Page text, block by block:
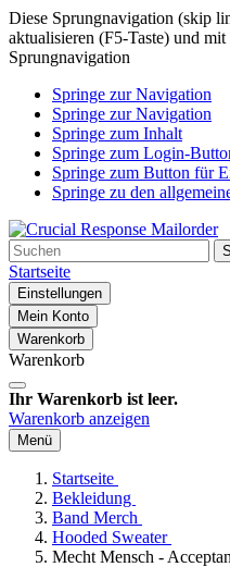
Diese Sprungnavigation (skip
aktualisieren (F5-Taste) und
Sprungnavigation
Springe zur Navigation
Springe zur Navigation
Springe zum Inhalt
Springe zum Login-
Springe zum Button für
Springe zu den
Startseite
Einstellungen
Mein Konto
Warenkorb
Warenkorb
Ihr Warenkorb ist leer.
Warenkorb anzeigen
Menü
Startseite
Bekleidung
Band Merch
Hooded Sweater
Mecht Mensch -